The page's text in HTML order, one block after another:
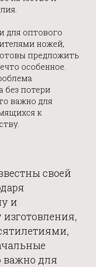
для оптового
ножей,
предложить
особенное.
без потери
важно для
к
своей
и
важно для